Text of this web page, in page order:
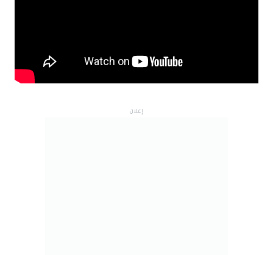
إعلان